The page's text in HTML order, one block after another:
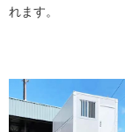
れます。